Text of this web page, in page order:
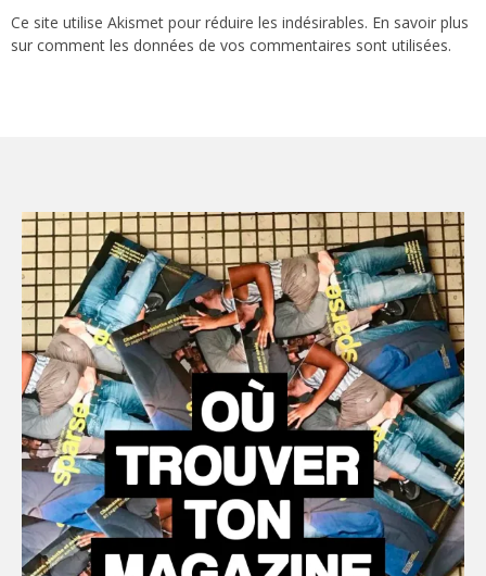
Ce site utilise Akismet pour réduire les indésirables. En savoir plus
sur comment les données de vos commentaires sont utilisées.